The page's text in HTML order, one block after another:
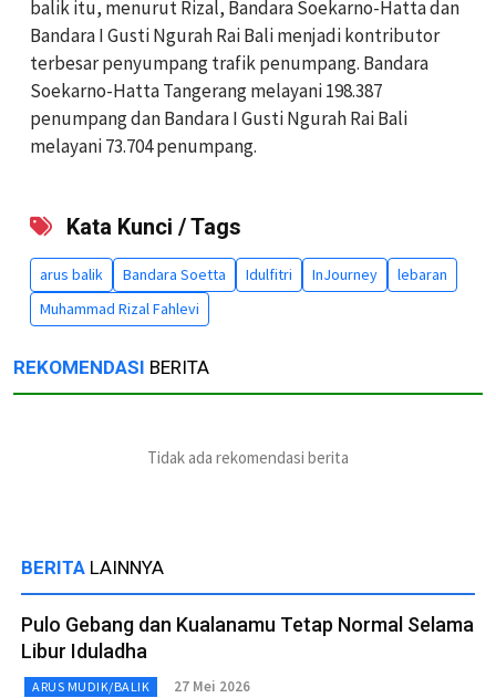
balik itu, menurut Rizal, Bandara Soekarno-Hatta dan
Bandara I Gusti Ngurah Rai Bali menjadi kontributor
terbesar penyumpang trafik penumpang. Bandara
Soekarno-Hatta Tangerang melayani 198.387
penumpang dan Bandara I Gusti Ngurah Rai Bali
melayani 73.704 penumpang.
Kata Kunci / Tags
arus balik Bandara Soetta Idulfitri InJourney
lebaran
Muhammad Rizal Fahlevi
REKOMENDASI BERITA
Tidak ada rekomendasi berita
BERITA LAINNYA
Pulo Gebang dan Kualanamu Tetap Normal Selama
Libur Iduladha
ARUS MUDIK/BALIK 27 Mei 2026